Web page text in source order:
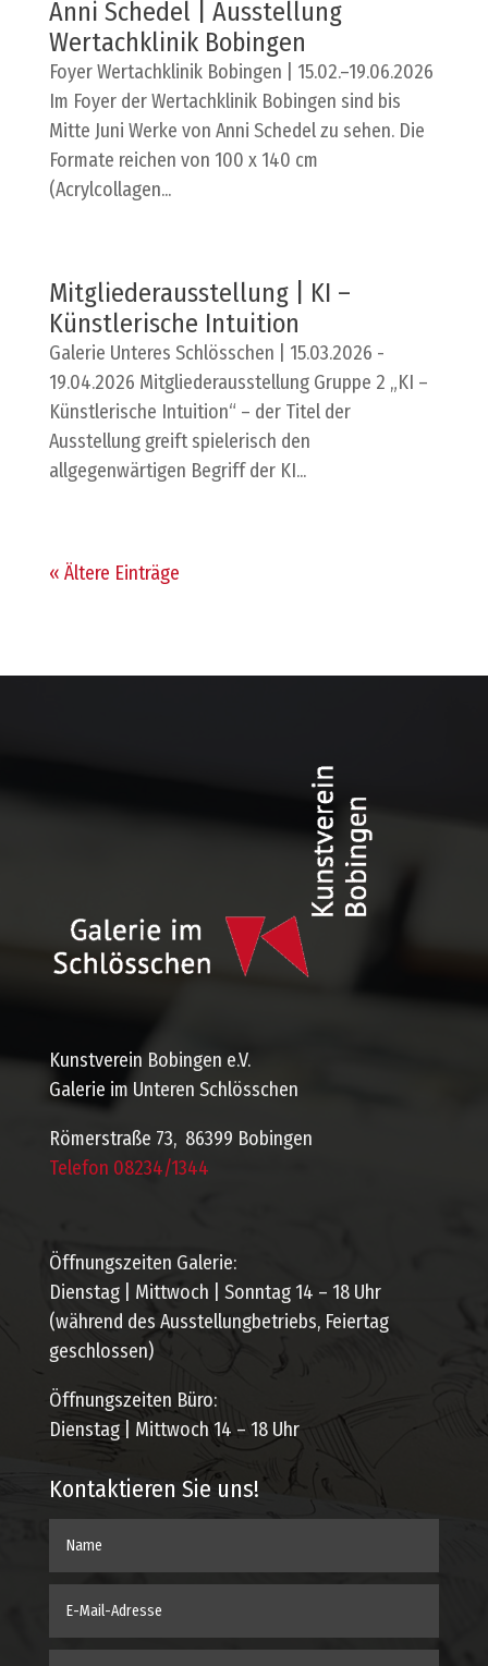
Anni Schedel | Ausstellung
Wertachklinik Bobingen
Foyer Wertachklinik Bobingen | 15.02.–19.06.2026
Im Foyer der Wertachklinik Bobingen sind bis
Mitte Juni Werke von Anni Schedel zu sehen. Die
Formate reichen von 100 x 140 cm
(Acrylcollagen...
Mitgliederausstellung | KI –
Künstlerische Intuition
Galerie Unteres Schlösschen | 15.03.2026 -
19.04.2026 Mitgliederausstellung Gruppe 2 „KI –
Künstlerische Intuition“ – der Titel der
Ausstellung greift spielerisch den
allgegenwärtigen Begriff der KI...
« Ältere Einträge
Kunstverein Bobingen e.V.
Galerie im Unteren Schlösschen
Römerstraße 73, 86399 Bobingen
Telefon 08234/1344
Öffnungszeiten Galerie:
Dienstag | Mittwoch | Sonntag 14 – 18 Uhr
(während des Ausstellungbetriebs, Feiertag
geschlossen)
Öffnungszeiten Büro:
Dienstag | Mittwoch 14 – 18 Uhr
Kontaktieren Sie uns!